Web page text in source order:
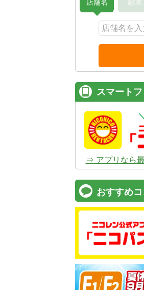
安さのヒミツは
タンドや整備
でコストを削減
ズナブルな価格
店舗名 駅名
スマート
⇒ アプリなら
おすすめ